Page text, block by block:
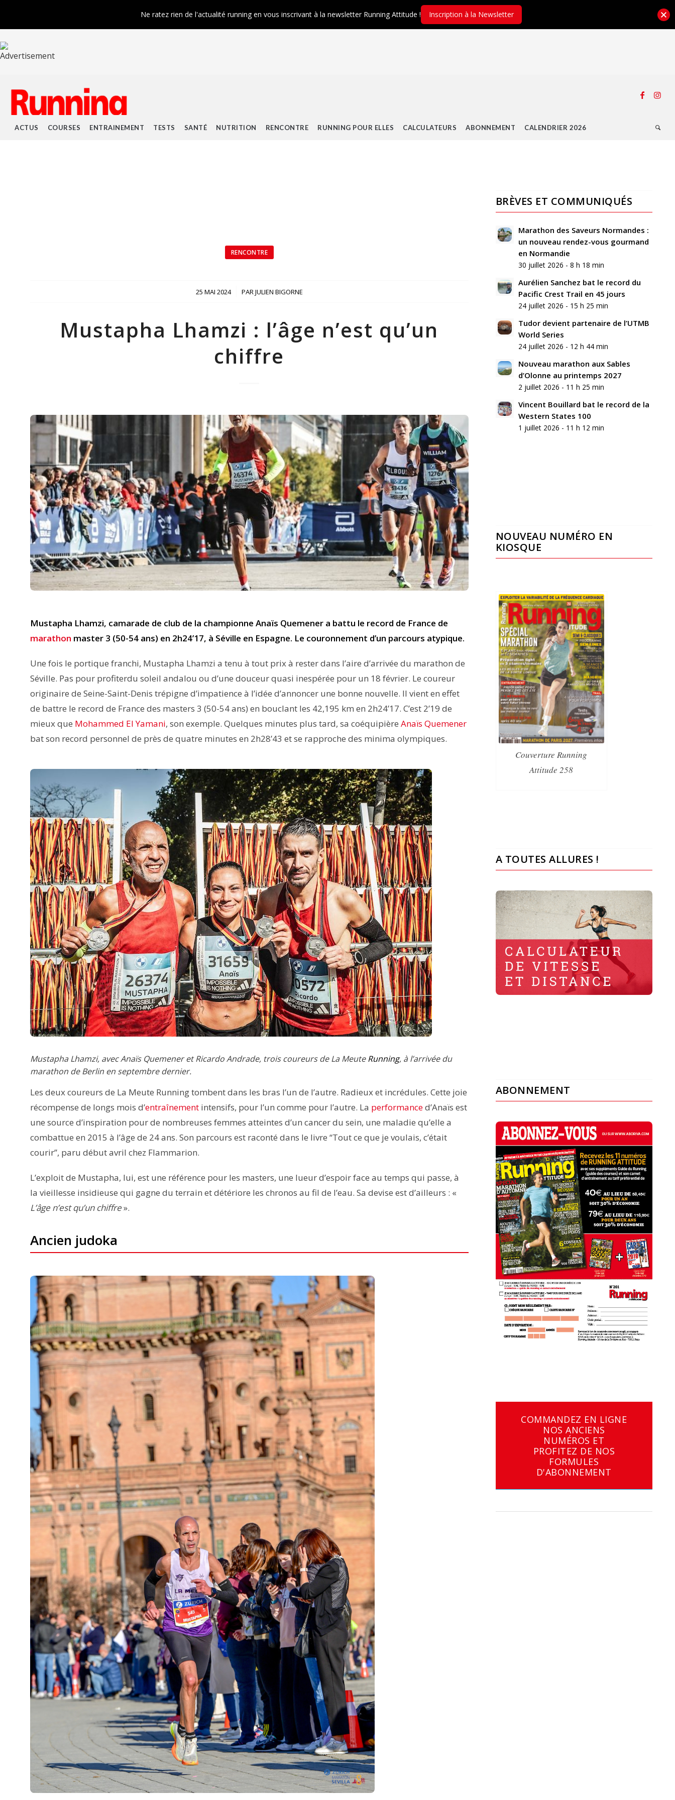
ACTUS COURSES ENTRAINEMENT TESTS SANTÉ NUTRITION RENCONTRE RUNNING POUR ELLES CALCULATEURS ABONNEMENT CALENDRIER 2026
RENCONTRE
25 MAI 2024
/ PARJULIEN BIGORNE
Mustapha Lhamzi : l’âge n’est qu’un
chiffre
Mustapha Lhamzi, camarade de club de la championne Anaïs Quemener a battu le record de France de
marathon master 3 (50-54 ans) en 2h24’17, à Séville en Espagne. Le couronnement d’un parcours atypique.
Une fois le portique franchi, Mustapha Lhamzi a tenu à tout prix à rester dans l’aire d’arrivée du marathon de
Séville. Pas pour profiterdu soleil andalou ou d’une douceur quasi inespérée pour un 18 février. Le coureur
originaire de Seine-Saint-Denis trépigne d’impatience à l’idée d’annoncer une bonne nouvelle. Il vient en effet
de battre le record de France des masters 3 (50-54 ans) en bouclant les 42,195 km en 2h24’17. C’est 2’19 de
mieux que Mohammed El Yamani, son exemple. Quelques minutes plus tard, sa coéquipière Anaïs Quemener
bat son record personnel de près de quatre minutes en 2h28’43 et se rapproche des minima olympiques.
Mustapha Lhamzi, avec Anaïs Quemener et Ricardo Andrade, trois coureurs de La MeuteRunning, à l’arrivée du
marathon de Berlin en septembre dernier.
Les deux coureurs de La Meute Running tombent dans les bras l’un de l’autre. Radieux et incrédules. Cette joie
récompense de longs mois d’entraînement intensifs, pour l’un comme pour l’autre. La performanced’Anaïs est
une source d’inspiration pour de nombreuses femmes atteintes d’un cancer du sein, une maladie qu’elle a
combattue en 2015 à l’âge de 24 ans. Son parcours est raconté dans le livre ‘‘Tout ce que je voulais, c’était
courir’’, paru début avril chez Flammarion.
L’exploit de Mustapha, lui, est une référence pour les masters, une lueur d’espoir face au temps qui passe, à
la vieillesse insidieuse qui gagne du terrain et détériore les chronos au fil de l’eau. Sa devise est d’ailleurs : «
L’âge n’est qu’un chiffre».
Ancien judoka
BRÈVES ET COMMUNIQUÉS
Marathon des Saveurs Normandes :
un nouveau rendez-vous gourmand
en Normandie
30 juillet 2026 - 8 h 18 min
Aurélien Sanchez bat le record du
Pacific Crest Trail en 45 jours
24 juillet 2026 - 15 h 25 min
Tudor devient partenaire de l’UTMB
World Series
24 juillet 2026 - 12 h 44 min
Nouveau marathon aux Sables
d’Olonne au printemps 2027
2 juillet 2026 - 11 h 25 min
Vincent Bouillard bat le record de la
Western States 100
1 juillet 2026 - 11 h 12 min
NOUVEAU NUMÉRO EN
KIOSQUE
Couverture Running
Attitude 258
A TOUTES ALLURES !
ABONNEMENT
COMMANDEZ EN LIGNE
NOS ANCIENS
NUMÉROS ET
PROFITEZ DE NOS
FORMULES
D'ABONNEMENT
Ne ratez rien de l'actualité running en vous inscrivant à la newsletter Running Attitude ! Inscription à la Newsletter